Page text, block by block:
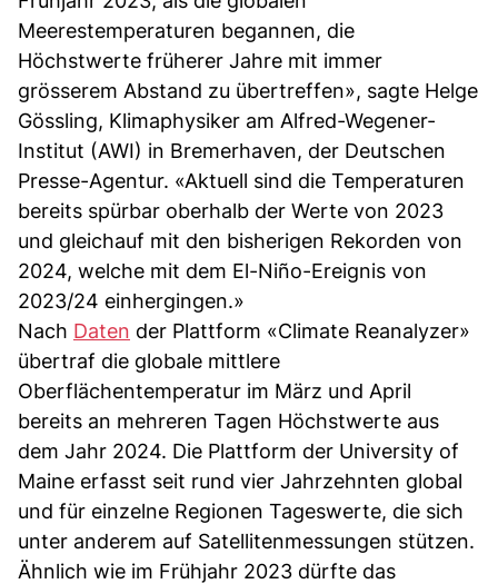
Meerestemperaturen begannen, die
Höchstwerte früherer Jahre mit immer
grösserem Abstand zu übertreffen», sagte Helge
Gössling, Klimaphysiker am Alfred-Wegener-
Institut (AWI) in Bremerhaven, der Deutschen
Presse-Agentur. «Aktuell sind die Temperaturen
bereits spürbar oberhalb der Werte von 2023
und gleichauf mit den bisherigen Rekorden von
2024, welche mit dem El-Niño-Ereignis von
2023/24 einhergingen.»
Nach Daten der Plattform «Climate Reanalyzer»
übertraf die globale mittlere
Oberflächentemperatur im März und April
bereits an mehreren Tagen Höchstwerte aus
dem Jahr 2024. Die Plattform der University of
Maine erfasst seit rund vier Jahrzehnten global
und für einzelne Regionen Tageswerte, die sich
unter anderem auf Satellitenmessungen stützen.
Ähnlich wie im Frühjahr 2023 dürfte das